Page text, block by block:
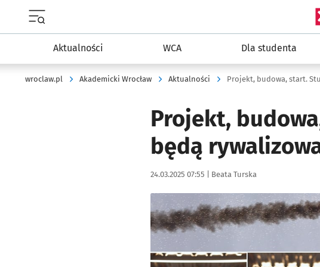
Menu główne portalu wroclaw.pl
Aktualności WCA Dla studenta
wroclaw.pl Akademicki Wrocław Aktualności
Projekt,
będą
Data publikacji:
24.03.2025 07:55 | Autor:
Beata Turska
Kliknij, aby zobaczyć galerię